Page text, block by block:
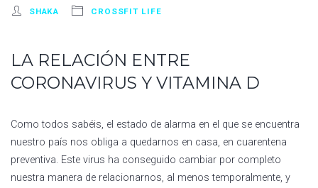
SHAKA CROSSFIT LIFE
LA RELACIÓN ENTRE
CORONAVIRUS Y VITAMINA D
Como todos sabéis, el estado de alarma en el que se encuentra
nuestro país nos obliga a quedarnos en casa, en cuarentena
preventiva. Este virus ha conseguido cambiar por completo
nuestra manera de relacionarnos, al menos temporalmente, y